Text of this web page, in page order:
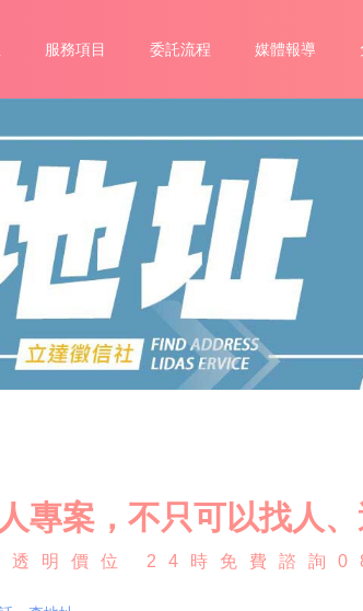
服務項目 委託流程 媒體報導
專案，不只可以找人
透明價位 24時免費諮